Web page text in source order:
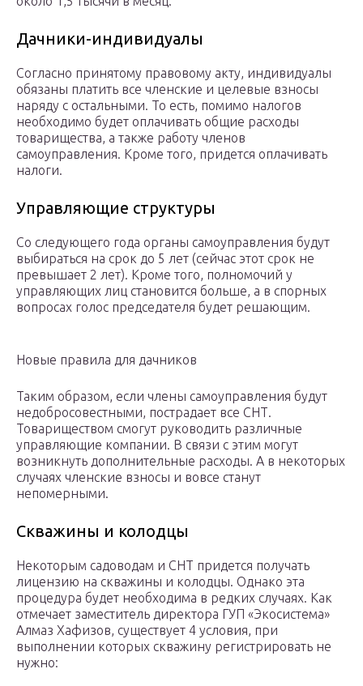
Дачники-индивидуалы
Согласно принятому правовому акту, индивидуалы
обязаны платить все членские и целевые взносы
наряду с остальными. То есть, помимо налогов
необходимо будет оплачивать общие расходы
товарищества, а также работу членов
самоуправления. Кроме того, придется оплачивать
налоги.
Управляющие структуры
Со следующего года органы самоуправления будут
выбираться на срок до 5 лет (сейчас этот срок не
превышает 2 лет). Кроме того, полномочий у
управляющих лиц становится больше, а в спорных
вопросах голос председателя будет решающим.
Новые правила для дачников
Таким образом, если члены самоуправления будут
недобросовестными, пострадает все СНТ.
Товариществом смогут руководить различные
управляющие компании. В связи с этим могут
возникнуть дополнительные расходы. А в некоторых
случаях членские взносы и вовсе станут
непомерными.
Скважины и колодцы
Некоторым садоводам и СНТ придется получать
лицензию на скважины и колодцы. Однако эта
процедура будет необходима в редких случаях. Как
отмечает заместитель директора ГУП «Экосистема»
Алмаз Хафизов, существует 4 условия, при
выполнении которых скважину регистрировать не
нужно: